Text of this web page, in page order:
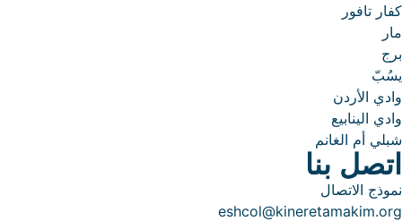
كفار تافور
مار
برج
يسُبّ
وادي الأردن
وادي الينابيع
شبلي أم الغانم
اتصل بنا
نموذج الاتصال
eshcol@kineretamakim.org